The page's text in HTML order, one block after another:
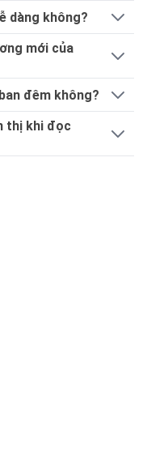
dàng không?
mới của
đêm không?
thị khi đọc